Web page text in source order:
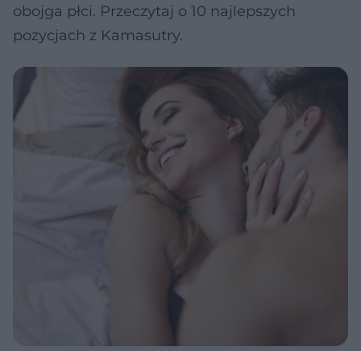
obojga płci. Przeczytaj o 10 najlepszych
pozycjach z Kamasutry.